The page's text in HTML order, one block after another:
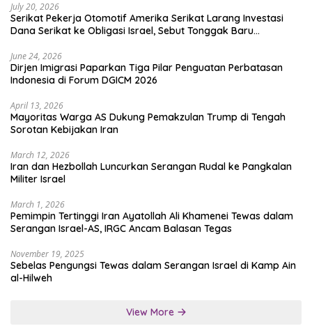
July 20, 2026
Serikat Pekerja Otomotif Amerika Serikat Larang Investasi
Dana Serikat ke Obligasi Israel, Sebut Tonggak Baru
June 24, 2026
Dirjen Imigrasi Paparkan Tiga Pilar Penguatan Perbatasan
Indonesia di Forum DGICM 2026
April 13, 2026
Mayoritas Warga AS Dukung Pemakzulan Trump di Tengah
Sorotan Kebijakan Iran
March 12, 2026
Iran dan Hezbollah Luncurkan Serangan Rudal ke Pangkalan
Militer Israel
March 1, 2026
Pemimpin Tertinggi Iran Ayatollah Ali Khamenei Tewas dalam
Serangan Israel-AS, IRGC Ancam Balasan Tegas
November 19, 2025
Sebelas Pengungsi Tewas dalam Serangan Israel di Kamp Ain
al-Hilweh
View More